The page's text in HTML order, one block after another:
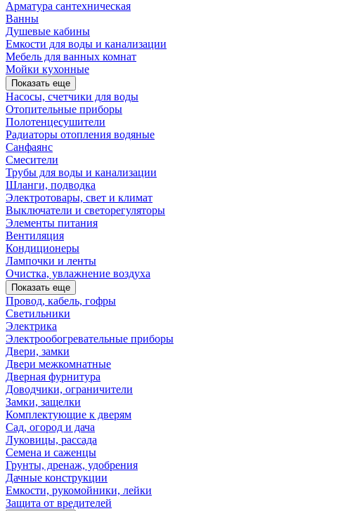
Арматура сантехническая
Ванны
Душевые кабины
Емкости для воды и канализации
Мебель для ванных комнат
Мойки кухонные
Показать еще
Насосы, счетчики для воды
Отопительные приборы
Полотенцесушители
Радиаторы отопления водяные
Санфаянс
Смесители
Трубы для воды и канализации
Шланги, подводка
Электротовары, свет и климат
Выключатели и светорегуляторы
Элементы питания
Вентиляция
Кондиционеры
Лампочки и ленты
Очистка, увлажнение воздуха
Показать еще
Провод, кабель, гофры
Светильники
Электрика
Электрообогревательные приборы
Двери, замки
Двери межкомнатные
Дверная фурнитура
Доводчики, ограничители
Замки, защелки
Комплектующие к дверям
Сад, огород и дача
Луковицы, рассада
Семена и саженцы
Грунты, дренаж, удобрения
Дачные конструкции
Емкости, рукомойники, лейки
Защита от вредителей